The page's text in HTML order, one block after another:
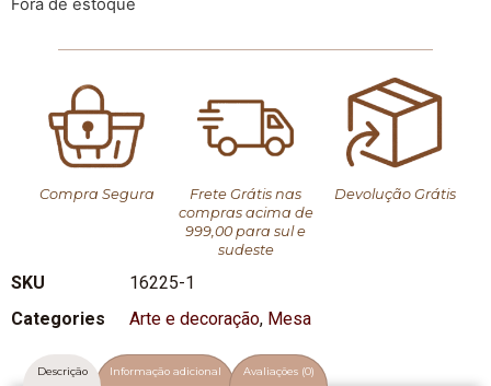
Fora de estoque
Compra Segura
Frete Grátis nas
compras acima de
999,00 para sul e
sudeste
Devolução Grátis
SKU
16225-1
Categories
Arte e decoração, Mesa
Descrição Informação adicional Avaliações (0)